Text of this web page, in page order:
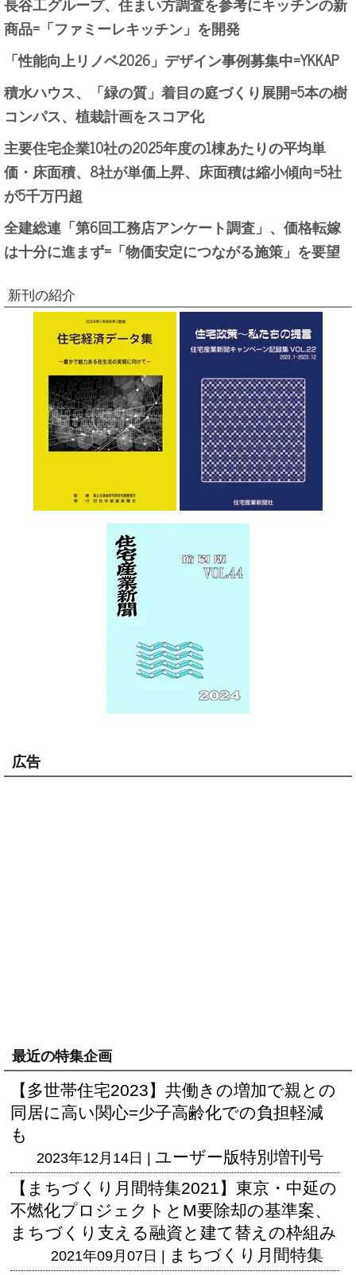
商品=「ファミーレキッチン」を開発
「性能向上リノベ2026」デザイン事例募集中=YKKAP
積水ハウス、「緑の質」着目の庭づくり展開=5本の樹
コンパス、植栽計画をスコア化
主要住宅企業10社の2025年度の1棟あたりの平均単
価・床面積、8社が単価上昇、床面積は縮小傾向=5社
が5千万円超
全建総連「第6回工務店アンケート調査」、価格転嫁
は十分に進まず=「物価安定につながる施策」を要望
新刊の紹介
広告
最近の特集企画
【多世帯住宅2023】共働きの増加で親との
同居に高い関心=少子高齢化での負担軽減
も
2023年12月14日 | ユーザー版特別増刊号
【まちづくり月間特集2021】東京・中延の
不燃化プロジェクトとM要除却の基準案、
まちづくり支える融資と建て替えの枠組み
2021年09月07日 | まちづくり月間特集